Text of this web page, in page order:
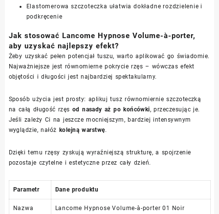
Elastomerowa szczoteczka ułatwia dokładne rozdzielenie i
podkręcenie
Jak stosować Lancome Hypnose Volume-à-porter,
aby uzyskać najlepszy efekt?
Żeby uzyskać pełen potencjał tuszu, warto aplikować go świadomie.
Najważniejsze jest równomierne pokrycie rzęs – wówczas efekt
objętości i długości jest najbardziej spektakularny.
Sposób użycia jest prosty: aplikuj tusz równomiernie szczoteczką
na całą długość rzęs od nasady aż po końcówki, przeczesując je.
Jeśli zależy Ci na jeszcze mocniejszym, bardziej intensywnym
wyglądzie, nałóż kolejną warstwę.
Dzięki temu rzęsy zyskują wyraźniejszą strukturę, a spojrzenie
pozostaje czytelne i estetyczne przez cały dzień.
Parametr Dane produktu
Nazwa
Lancome Hypnose Volume-à-porter 01 Noir